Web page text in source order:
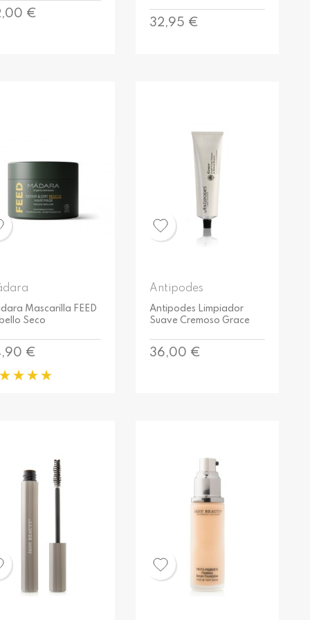
€
Precio
32,95 €
Mascarilla FEED
Seco
€
Antipodes
Antipodes Limpiador
Suave Cremoso Grace
Precio
36,00 €